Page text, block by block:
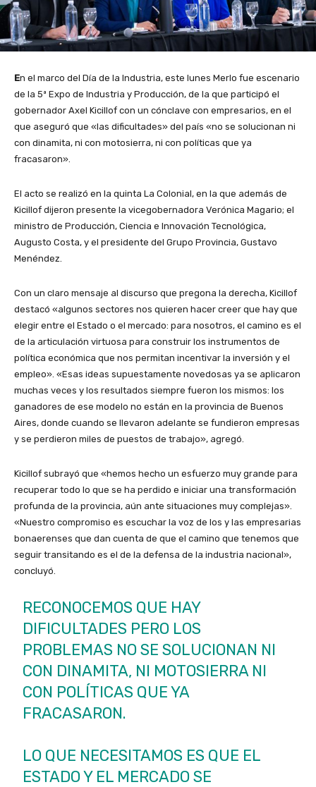
En el marco del Día de la Industria, este lunes Merlo fue escenario
de la 5ª Expo de Industria y Producción, de la que participó el
gobernador Axel Kicillof con un cónclave con empresarios, en el
que aseguró que «las dificultades» del país «no se solucionan ni
con dinamita, ni con motosierra, ni con políticas que ya
fracasaron».
El acto se realizó en la quinta La Colonial, en la que además de
Kicillof dijeron presente la vicegobernadora Verónica Magario; el
ministro de Producción, Ciencia e Innovación Tecnológica,
Augusto Costa, y el presidente del Grupo Provincia, Gustavo
Menéndez.
Con un claro mensaje al discurso que pregona la derecha, Kicillof
destacó «algunos sectores nos quieren hacer creer que hay que
elegir entre el Estado o el mercado: para nosotros, el camino es el
de la articulación virtuosa para construir los instrumentos de
política económica que nos permitan incentivar la inversión y el
empleo». «Esas ideas supuestamente novedosas ya se aplicaron
muchas veces y los resultados siempre fueron los mismos: los
ganadores de ese modelo no están en la provincia de Buenos
Aires, donde cuando se llevaron adelante se fundieron empresas
y se perdieron miles de puestos de trabajo», agregó.
Kicillof subrayó que «hemos hecho un esfuerzo muy grande para
recuperar todo lo que se ha perdido e iniciar una transformación
profunda de la provincia, aún ante situaciones muy complejas».
«Nuestro compromiso es escuchar la voz de los y las empresarias
bonaerenses que dan cuenta de que el camino que tenemos que
seguir transitando es el de la defensa de la industria nacional»,
concluyó.
RECONOCEMOS QUE HAY
DIFICULTADES PERO LOS
PROBLEMAS NO SE SOLUCIONAN NI
CON DINAMITA, NI MOTOSIERRA NI
CON POLÍTICAS QUE YA
FRACASARON.
LO QUE NECESITAMOS ES QUE EL
ESTADO Y EL MERCADO SE